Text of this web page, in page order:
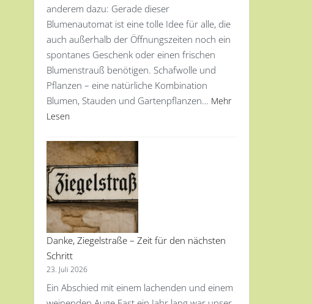
anderem dazu: Gerade dieser
Blumenautomat ist eine tolle Idee für alle, die
auch außerhalb der Öffnungszeiten noch ein
spontanes Geschenk oder einen frischen
Blumenstrauß benötigen. Schafwolle und
Pflanzen – eine natürliche Kombination
Blumen, Stauden und Gartenpflanzen… Mehr
Lesen
Danke, Ziegelstraße – Zeit für den nächsten
Schritt
23. Juli 2026
Ein Abschied mit einem lachenden und einem